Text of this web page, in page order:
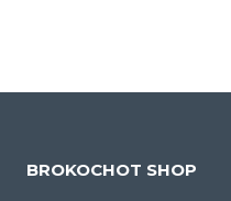
BROKOCHOT SHOP